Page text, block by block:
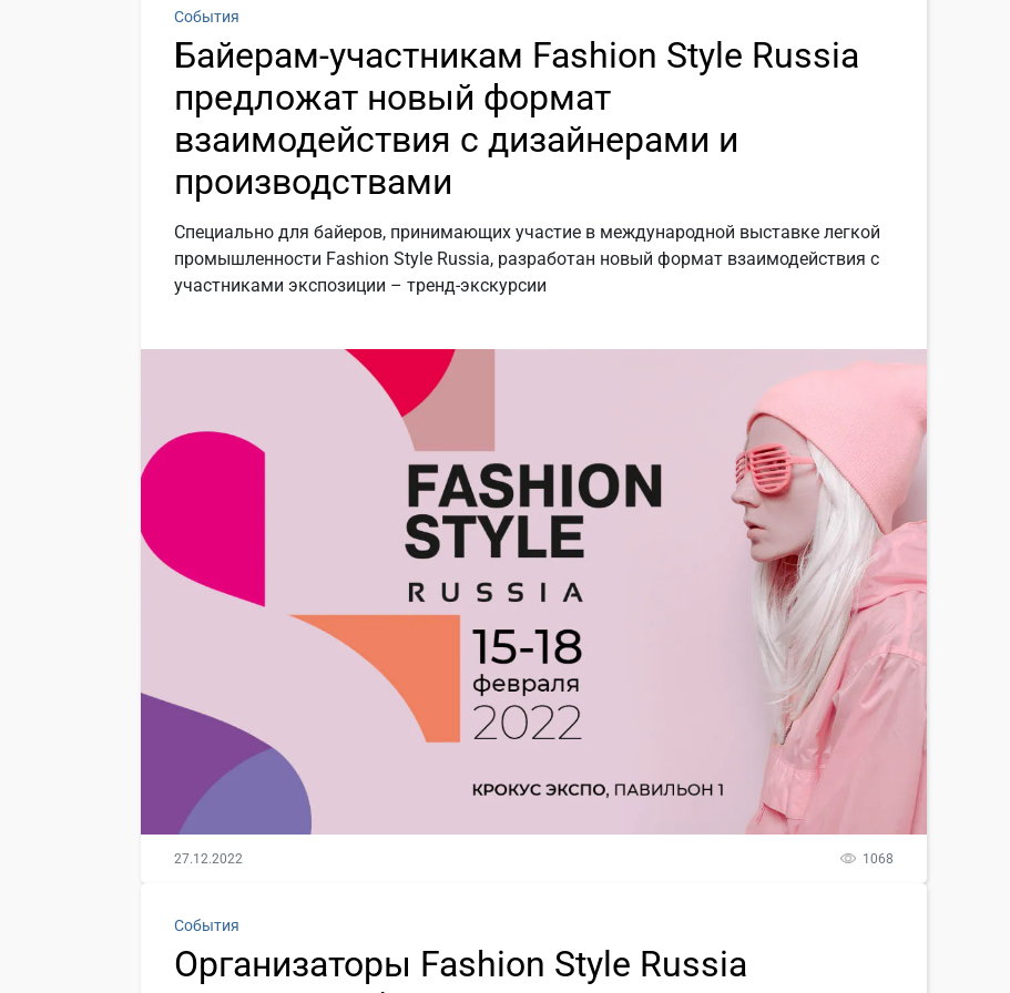
События
Байерам-участникам Fashion Style Russia
предложат новый формат
взаимодействия с дизайнерами и
производствами
Специально для байеров, принимающих участие в международной выставке легкой
промышленности Fashion Style Russia, разработан новый формат взаимодействия с
участниками экспозиции – тренд-экскурсии
27.12.2022 1068
События
Организаторы Fashion Style Russia